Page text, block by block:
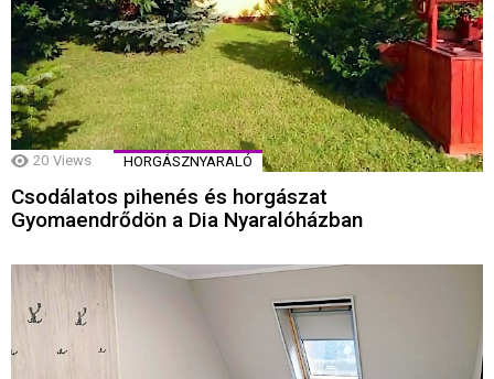
20 Views HORGÁSZNYARALÓ
Csodálatos pihenés és horgászat
Gyomaendrődön a Dia Nyaralóházban